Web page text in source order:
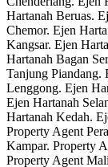
Hartanah Beruas.
Chemor. Ejen
Kangsar. Ejen
Hartanah Bagan
Tanjung Piandang.
Lenggong. Ejen
Ejen Hartanah
Hartanah Kedah.
Property Agent
Kampar. Property
Property Agent